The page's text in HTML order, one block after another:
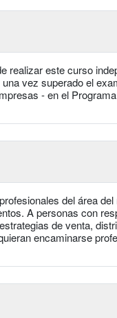
realizar este curso
vez superado el
- en el
del área
A personas con
de venta,
encaminarse